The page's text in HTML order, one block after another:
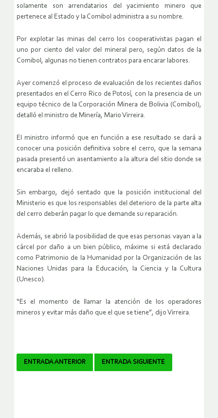
solamente son arrendatarios del yacimiento minero que
pertenece al Estado y la Comibol administra a su nombre.
Por explotar las minas del cerro los cooperativistas pagan el
uno por ciento del valor del mineral pero, según datos de la
Comibol, algunas no tienen contratos para encarar labores.
Ayer comenzó el proceso de evaluación de los recientes daños
presentados en el Cerro Rico de Potosí, con la presencia de un
equipo técnico de la Corporación Minera de Bolivia (Comibol),
detalló el ministro de Minería, Mario Virreira.
El ministro informó que en función a ese resultado se dará a
conocer una posición definitiva sobre el cerro, que la semana
pasada presentó un asentamiento a la altura del sitio donde se
encaraba el relleno.
Sin embargo, dejó sentado que la posición institucional del
Ministerio es que los responsables del deterioro de la parte alta
del cerro deberán pagar lo que demande su reparación.
Además, se abrió la posibilidad de que esas personas vayan a la
cárcel por daño a un bien público, máxime si está declarado
como Patrimonio de la Humanidad por la Organización de las
Naciones Unidas para la Educación, la Ciencia y la Cultura
(Unesco).
“Es el momento de llamar la atención de los operadores
mineros y evitar más daño que el que se tiene”, dijo Virreira.
Navegador
ENTRADA ANTERIOR ENTRADA SIGUIENTE